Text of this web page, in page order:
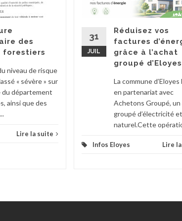
des
forestiers
niveau de risque
« sévère » sur
du département
ainsi que des
Lire la suite
31
JUIL
Réduisez vos
factures
grâce à l’achat
groupé
La commune d’Eloyes
en partenariat avec
Achetons Groupé, un
groupé d’électricité
naturel.Cette
Infos Eloyes Lire